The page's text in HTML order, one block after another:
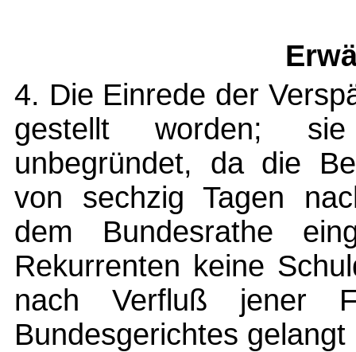
4. Die Einrede der
gestellt worden;
unbegründet, da die
von sechzig Tagen
dem Bundesrathe
Rekurrenten keine
nach Verfluß jener
Bundesgerichtes gelangt